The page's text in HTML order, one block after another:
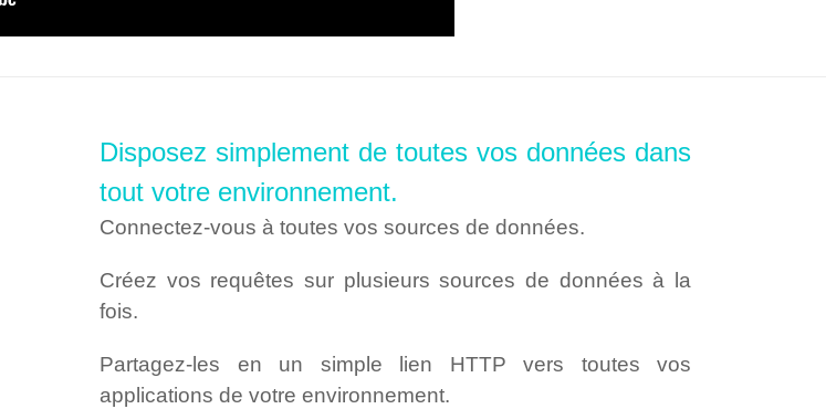
Disposez simplement de toutes vos données dans
tout votre environnement.
Connectez-vous à toutes vos sources de données.
Créez vos requêtes sur plusieurs sources de données à la
fois.
Partagez-les en un simple lien HTTP vers toutes vos
applications de votre environnement.